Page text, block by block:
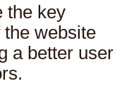
the key
website
a better user